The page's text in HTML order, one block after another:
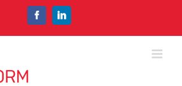
FacebookLinkedIn